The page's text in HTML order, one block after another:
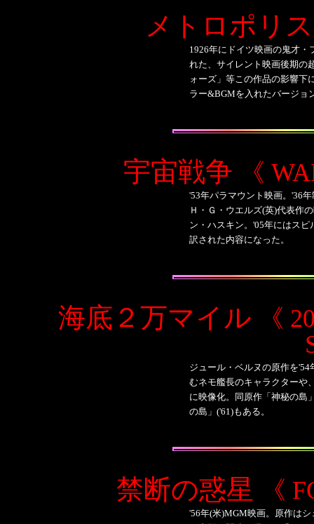
メトロポリ
1926年にドイツ映画の鬼才・
れた、サイレント映画後期の
ォーズ」等この作品の影響下
ラー&BGMを入れたバージョ
宇宙戦争 《
'53年パラマウント映画。'36
Ｈ・Ｇ・ウエルズ(英)代表作
ン・ハスキン。'05年にはス
訳された内容になった。
海底２万マイル
《
ジュール・ベルヌの原作を
むネモ艦長のキャラクターや
に映像化。
同原作「神秘の島
の島」('61)もある。
禁断の惑星 《
'56年(米)MGM映画。原作は